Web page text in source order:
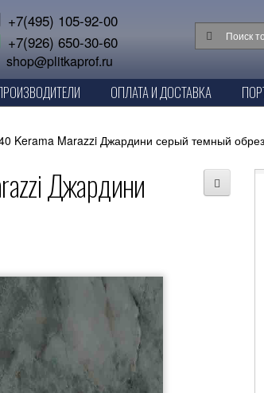
+7(495) 105-92-00
+7(926) 650-30-60
shop@plitkaprof.ru
ОПЛАТА И ДОСТАВКА
Kerama Marazzi Джардини серый темный
Джардини